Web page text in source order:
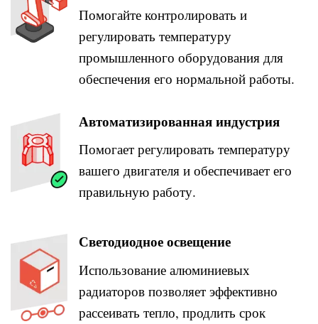
Помогайте контролировать и
регулировать температуру
промышленного оборудования для
обеспечения его нормальной работы.
Автоматизированная индустрия
Помогает регулировать температуру
вашего двигателя и обеспечивает его
правильную работу.
Светодиодное освещение
Использование алюминиевых
радиаторов позволяет эффективно
рассеивать тепло, продлить срок